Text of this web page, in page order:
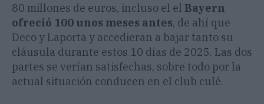
80 millones de euros, incluso el el Bayern
ofreció 100 unos meses antes, de ahí que
Deco y Laporta y accedieran a bajar tanto su
cláusula durante estos 10 días de 2025. Las dos
partes se verían satisfechas, sobre todo por la
actual situación conducen en el club culé.